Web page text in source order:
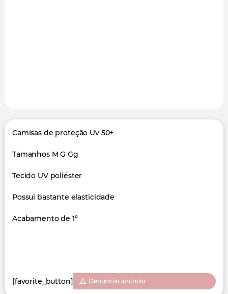
Camisas de proteção Uv 50+
Tamanhos M G Gg
Tecido UV poliéster
Possui bastante elasticidade
Acabamento de 1°
[favorite_button] Denunciar anúncio